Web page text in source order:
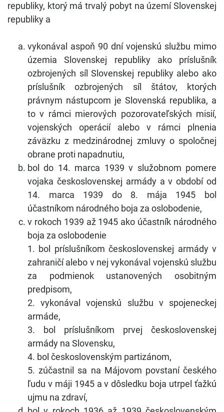
republiky, ktorý má trvalý pobyt na území Slovenskej
republiky a
vykonával aspoň 90 dní vojenskú službu mimo
územia Slovenskej republiky ako príslušník
ozbrojených síl Slovenskej republiky alebo ako
príslušník ozbrojených síl štátov, ktorých
právnym nástupcom je Slovenská republika, a
to v rámci mierových pozorovateľských misií,
vojenských operácií alebo v rámci plnenia
záväzku z medzinárodnej zmluvy o spoločnej
obrane proti napadnutiu,
bol do 14. marca 1939 v služobnom pomere
vojaka československej armády a v období od
14. marca 1939 do 8. mája 1945 bol
účastníkom národného boja za oslobodenie,
v rokoch 1939 až 1945 ako účastník národného
boja za oslobodenie
1. bol príslušníkom československej armády v
zahraničí alebo v nej vykonával vojenskú službu
za podmienok ustanovených osobitným
predpisom,
2. vykonával vojenskú službu v spojeneckej
armáde,
3. bol príslušníkom prvej československej
armády na Slovensku,
4. bol československým partizánom,
5. zúčastnil sa na Májovom povstaní českého
ľudu v máji 1945 a v dôsledku boja utrpel ťažkú
ujmu na zdraví,